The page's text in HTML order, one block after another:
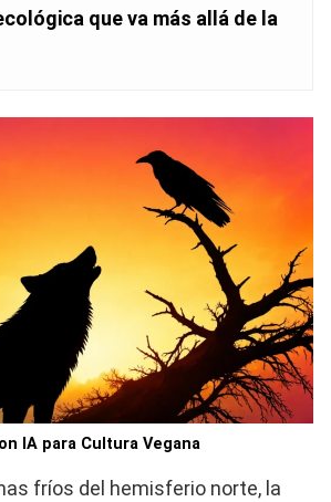
que va más allá de la
IA para Cultura Vegana
fríos del hemisferio norte, la